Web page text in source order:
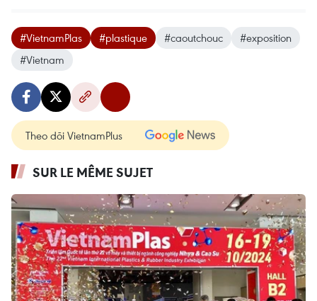
#VietnamPlas #plastique #caoutchouc
#exposition
#Vietnam
Theo dõi VietnamPlus
SUR LE MÊME SUJET